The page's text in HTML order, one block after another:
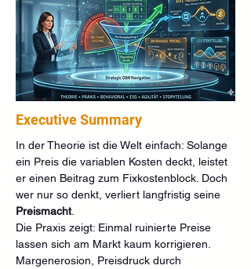
Executive Summary
In der Theorie ist die Welt einfach: Solange
ein Preis die variablen Kosten deckt, leistet
er einen Beitrag zum Fixkostenblock. Doch
wer nur so denkt, verliert langfristig seine
Preismacht.
Die Praxis zeigt: Einmal ruinierte Preise
lassen sich am Markt kaum korrigieren.
Margenerosion, Preisdruck durch